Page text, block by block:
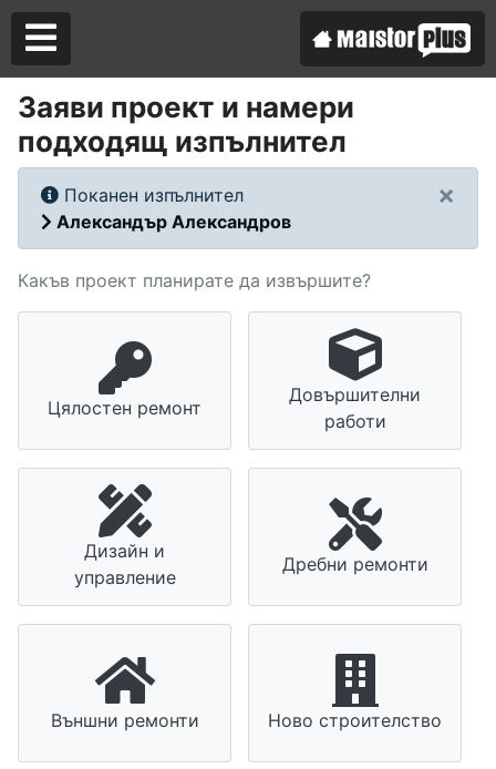
Заяви проект и намери
подходящ изпълнител
Поканен изпълнител
Александър Александров
×
Какъв проект планирате да извършите?
Цялостен ремонт
Довършителни
работи
Дизайн и
управление
Дребни ремонти
Външни ремонти Ново строителство
Аз съм майстор
Търся майстор